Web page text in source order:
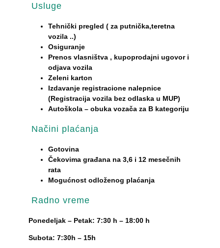
Usluge
Tehnički pregled ( za putnička,teretna
vozila ..)
Osiguranje
Prenos vlasništva , kupoprodajni ugovor i
odjava vozila
Zeleni karton
Izdavanje registracione nalepnice
(Registracija vozila bez odlaska u MUP)
Autoškola – obuka vozača za B kategoriju
Načini plaćanja
Gotovina
Čekovima građana na 3,6 i 12 mesečnih
rata
Mogućnost odloženog plaćanja
Radno vreme
Ponedeljak – Petak: 7:30 h – 18:00 h
Subota: 7:30h – 15h